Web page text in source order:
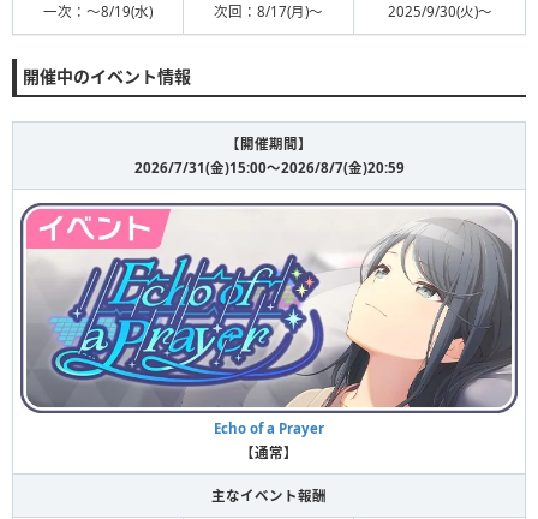
一次：〜8/19(水) 次回：8/17(月)〜 2025/9/30(火)〜
開催中のイベント情報
【開催期間】
2026/7/31(金)15:00〜2026/8/7(金)20:59
Echo of a Prayer
【通常】
主なイベント報酬